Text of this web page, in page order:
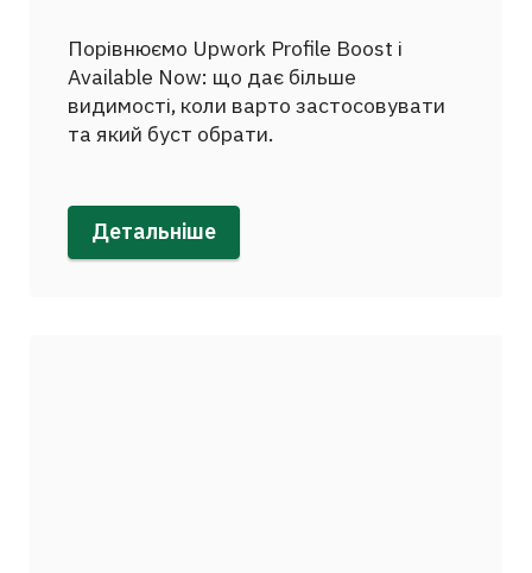
Порівнюємо Upwork Profile Boost і
Available Now: що дає більше
видимості, коли варто застосовувати
та який буст обрати.
Детальніше